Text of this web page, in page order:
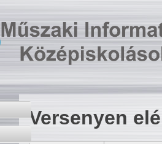
Versenyen